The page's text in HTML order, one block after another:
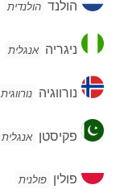
הולנד הולנדית
ניגריה
ניגריה אנגלית
נורווגיה
נורווגיה נורווגית
פקיסטן
פקיסטן אנגלית
פולין
פולין פולנית